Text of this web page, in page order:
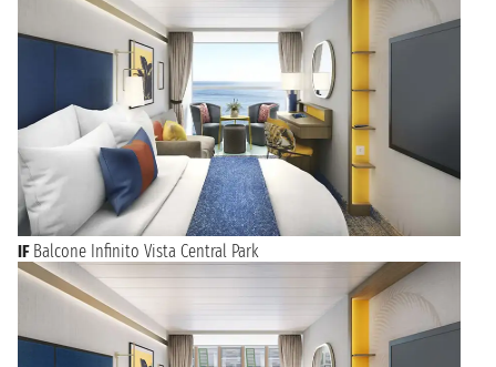
IF Balcone Infinito Vista Central Park